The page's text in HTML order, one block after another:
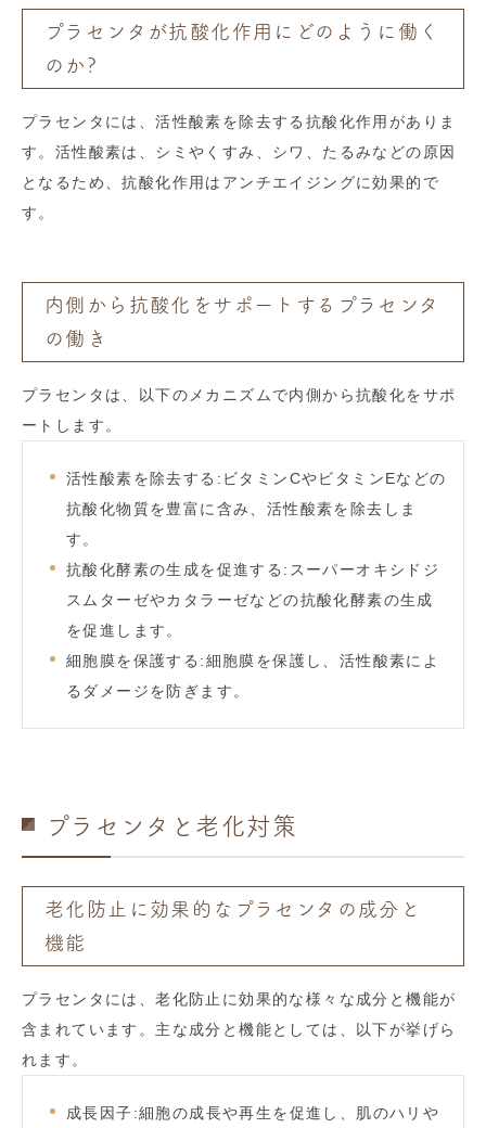
プラセンタが抗酸化作用にどのように働く
のか?
プラセンタには、活性酸素を除去する抗酸化作用がありま
す。活性酸素は、シミやくすみ、シワ、たるみなどの原因
となるため、抗酸化作用はアンチエイジングに効果的で
す。
内側から抗酸化をサポートするプラセンタ
の働き
プラセンタは、以下のメカニズムで内側から抗酸化をサポ
ートします。
活性酸素を除去する:ビタミンCやビタミンEなどの
抗酸化物質を豊富に含み、活性酸素を除去しま
す。
抗酸化酵素の生成を促進する:スーパーオキシドジ
スムターゼやカタラーゼなどの抗酸化酵素の生成
を促進します。
細胞膜を保護する:細胞膜を保護し、活性酸素によ
るダメージを防ぎます。
プラセンタと老化対策
老化防止に効果的なプラセンタの成分と
機能
プラセンタには、老化防止に効果的な様々な成分と機能が
含まれています。主な成分と機能としては、以下が挙げら
れます。
成長因子:細胞の成長や再生を促進し、肌のハリや